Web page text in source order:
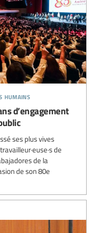
d’engagement
ses plus vives
de
de la
de son 80e